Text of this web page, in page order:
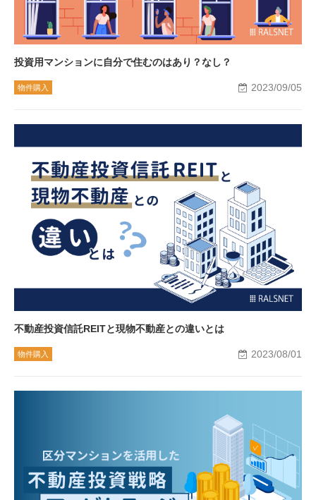
物件購入 2023/09/05
投資用マンションに自分で住むのはあり？なし？
物件購入 2023/08/01
不動産投資信託REITと現物不動産との違いとは